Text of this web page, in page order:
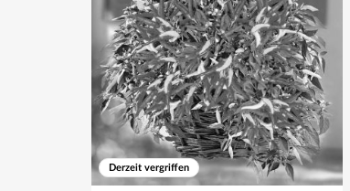
Derzeit vergriffen